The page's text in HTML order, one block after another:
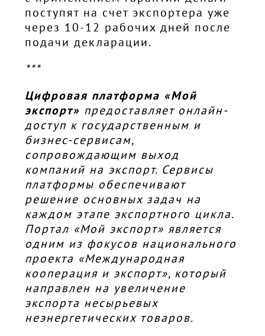
поступят на счет экспортера уже
через 10-12 рабочих дней после
подачи декларации.
***
Цифровая платформа «Мой
экспорт» предоставляет онлайн-
доступ к государственным и
бизнес-сервисам,
сопровождающим выход
компаний на экспорт. Сервисы
платформы обеспечивают
решение основных задач на
каждом этапе экспортного цикла.
Портал «Мой экспорт» является
одним из фокусов национального
проекта «Международная
кооперация и экспорт», который
направлен на увеличение
экспорта несырьевых
неэнергетических товаров.